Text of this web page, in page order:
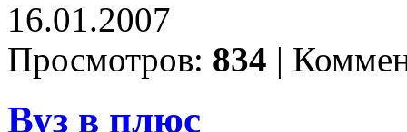
16.01.2007
Просмотров: 834 |
Вуз в плюс